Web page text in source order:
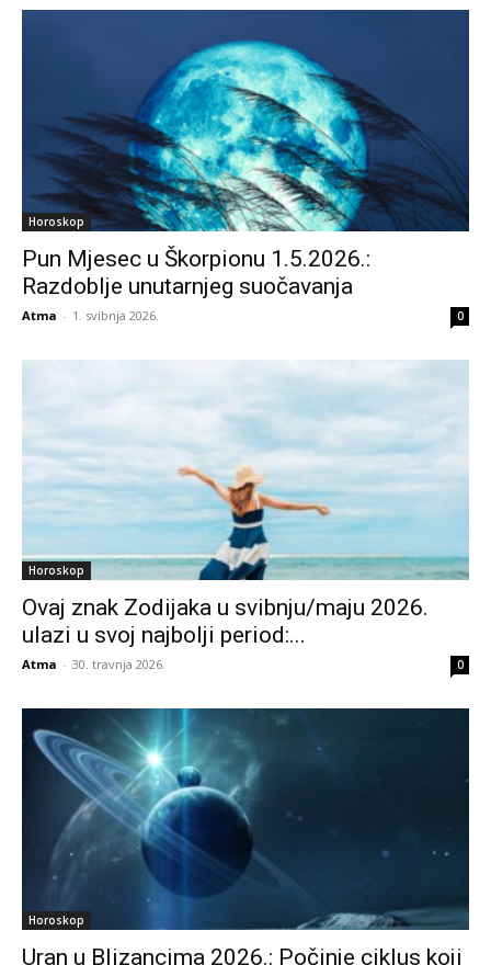
Horoskop
Pun Mjesec u Škorpionu 1.5.2026.:
Razdoblje unutarnjeg suočavanja
Atma - 1. svibnja 2026. 0
Horoskop
Ovaj znak Zodijaka u svibnju/maju 2026.
ulazi u svoj najbolji period:...
Atma - 30. travnja 2026. 0
Horoskop
Uran u Blizancima 2026.: Počinje ciklus koji